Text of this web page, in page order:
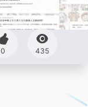
0 435